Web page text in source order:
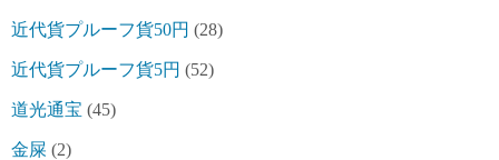
近代貨プルーフ貨50円 (28)
近代貨プルーフ貨5円 (52)
道光通宝 (45)
金屎 (2)